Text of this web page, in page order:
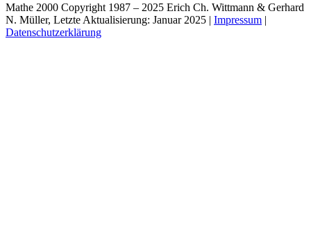
Mathe 2000 Copyright 1987 – 2025 Erich Ch. Wittmann & Gerhard
N. Müller, Letzte Aktualisierung: Januar 2025 | Impressum |
Datenschutzerklärung